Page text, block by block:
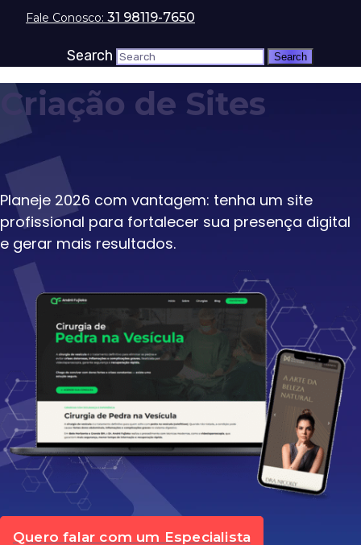
Fale Conosco: 31 98119-7650
Search
Criação de Sites
Planeje 2026 com vantagem: tenha um site
profissional para fortalecer sua presença digital
e gerar mais resultados.
Quero falar com um Especialista